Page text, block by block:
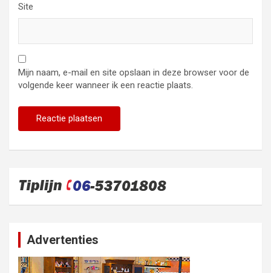
Site
Mijn naam, e-mail en site opslaan in deze browser voor de
volgende keer wanneer ik een reactie plaats.
Advertenties